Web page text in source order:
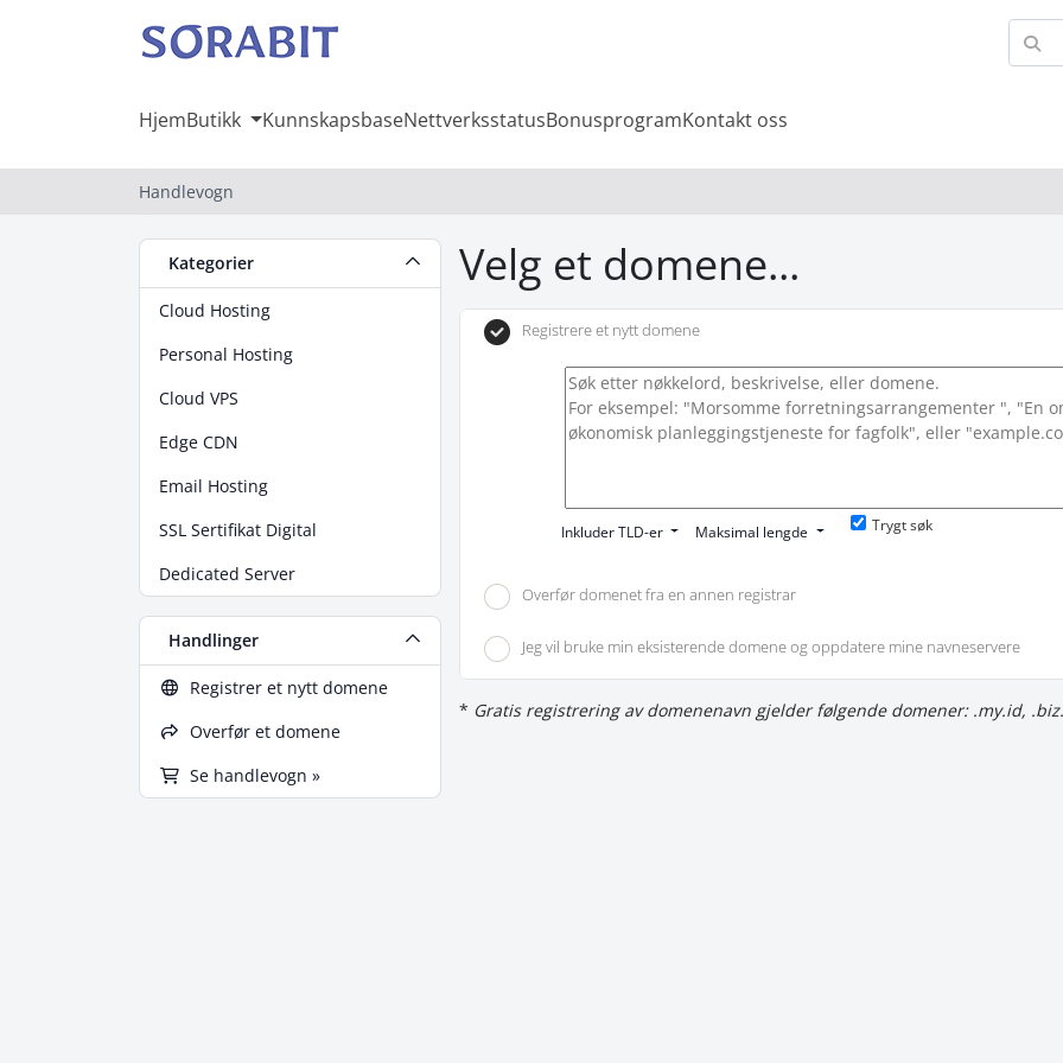
HjemButikk KunnskapsbaseNettverksstatusBonusprogramKontakt oss
Handlevogn
Kategorier
Cloud Hosting
Personal Hosting
Cloud VPS
Edge CDN
Email Hosting
SSL Sertifikat Digital
Dedicated Server
Handlinger
Registrer et nytt domene
Overfør et domene
Se handlevogn »
Velg et domene...
Registrere et nytt domene
Inkluder TLD-er Maksimal lengde Trygt søk
Overfør domenet fra en annen registrar
Jeg vil bruke min eksisterende domene og oppdatere mine navneservere
* Gratis registrering av domenenavn gjelder følgende domener: .my.id,